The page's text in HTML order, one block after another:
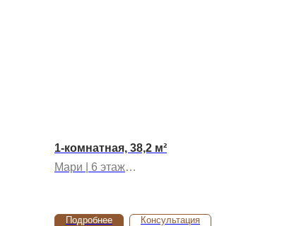
1-комнатная, 38,2 м²
Мари | 6 этаж
Подробнее Консультация